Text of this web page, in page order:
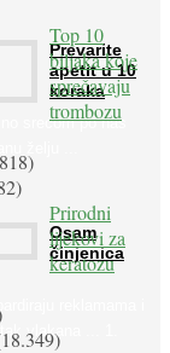
Prevarite
apetit u 10
koraka
srećom po nas
želju ...
Osam
činjenica
reklamama i
vlakana ... 1.
Top 10
biljaka koje
sprečavaju
trombozu
Prirodni
lijekovi za
keratozu